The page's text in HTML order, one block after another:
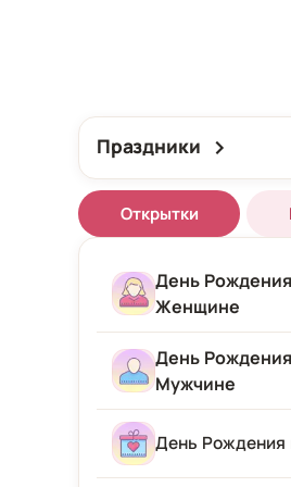
Праздники
Открытки
День Рождения
Женщине
Женщине
Подруге
Девушке
День Рождения
Мужчине
Мужчине
День Рождения